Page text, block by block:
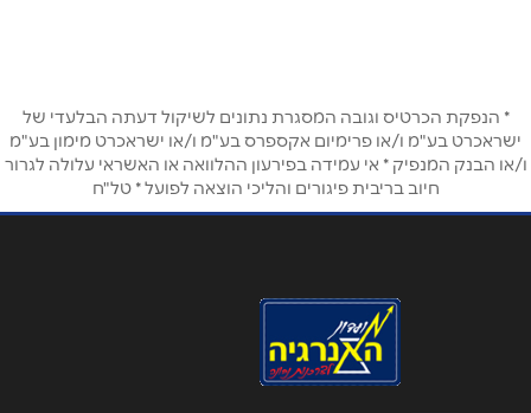
טלפון*
אימייל *
אנא חזרו אלי בקשר ל...
* הנפקת הכרטיס וגובה המסגרת נתונים לשיקול דעתה הבלעדי של
ישראכרט בע"מ ו/או פרימיום אקספרס בע"מ ו/או ישראכרט מימון בע"מ
ו/או הבנק המנפיק * אי עמידה בפירעון ההלוואה או האשראי עלולה לגרור
חיוב בריבית פיגורים והליכי הוצאה לפועל * טל"ח